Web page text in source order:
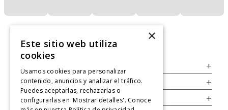
+
Legal +
Cuenta +
×
Este sitio web utiliza
cookies
Usamos cookies para personalizar
contenido, anuncios y analizar el tráfico.
Puedes aceptarlas, rechazarlas o
configurarlas en 'Mostrar detalles'. Conoce